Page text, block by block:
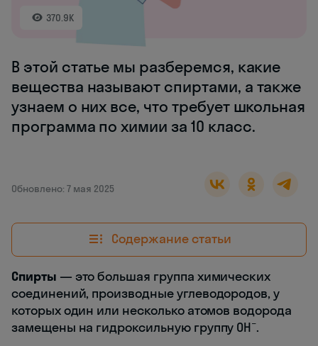
370.9K
В этой статье мы разберемся, какие
вещества называют спиртами, а также
узнаем о них все, что требует школьная
программа по химии за 10 класс.
Обновлено: 7 мая 2025
Содержание статьи
Спирты — это большая группа химических
соединений, производные углеводородов, у
которых один или несколько атомов водорода
замещены на гидроксильную группу ОН−.